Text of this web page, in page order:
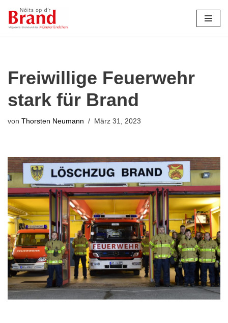
Zum
Freiwillige Feuerwehr
stark für Brand
von Thorsten Neumann März 31, 2023